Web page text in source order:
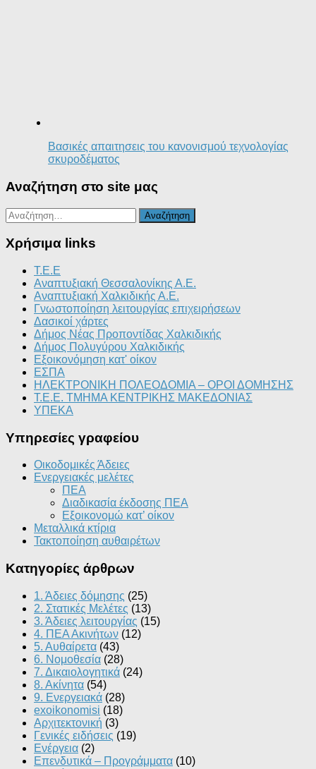
Βασικές απαιτησεις του κανονισμού τεχνολογίας
σκυροδέματος
Αναζήτηση στο site μας
Αναζήτηση
για:
Χρήσιμα links
T.E.E
Αναπτυξιακή Θεσσαλονίκης Α.Ε.
Αναπτυξιακή Χαλκιδικής Α.Ε.
Γνωστοποίηση λειτουργίας επιχειρήσεων
Δασικοί χάρτες
Δήμος Νέας Προποντίδας Χαλκιδικής
Δήμος Πολυγύρου Χαλκιδικής
Εξοικονόμηση κατ' οίκον
ΕΣΠΑ
ΗΛΕΚΤΡΟΝΙΚΗ ΠΟΛΕΟΔΟΜΙΑ – ΟΡΟΙ ΔΟΜΗΣΗΣ
Τ.Ε.Ε. ΤΜΗΜΑ ΚΕΝΤΡΙΚΗΣ ΜΑΚΕΔΟΝΙΑΣ
ΥΠΕΚΑ
Υπηρεσίες γραφείου
Οικοδομικές Άδειες
Ενεργειακές μελέτες
ΠΕΑ
Διαδικασία έκδοσης ΠΕΑ
Εξοικονομώ κατ’ οίκoν
Μεταλλικά κτίρια
Τακτοποίηση αυθαιρέτων
Κατηγορίες άρθρων
1. Άδειες δόμησης (25)
2. Στατικές Μελέτες (13)
3. Άδειες λειτουργίας (15)
4. ΠΕΑ Ακινήτων (12)
5. Αυθαίρετα (43)
6. Νομοθεσία (28)
7. Δικαιολογητικά (24)
8. Ακίνητα (54)
9. Ενεργειακά (28)
exoikonomisi (18)
Αρχιτεκτονική (3)
Γενικές ειδήσεις (19)
Ενέργεια (2)
Επενδυτικά – Προγράμματα (10)